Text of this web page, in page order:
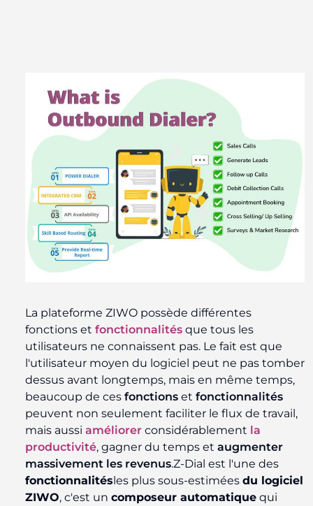
La plateforme ZIWO possède différentes
fonctions et fonctionnalités que tous les
utilisateurs ne connaissent pas. Le fait est que
l'utilisateur moyen du logiciel peut ne pas tomber
dessus avant longtemps, mais en même temps,
beaucoup de ces fonctions et fonctionnalités
peuvent non seulement faciliter le flux de travail,
mais aussi améliorer considérablement la
productivité, gagner du temps et augmenter
massivement les revenus.Z-Dial est l'une des
fonctionnalitésles plus sous-estimées du logiciel
ZIWO, c'est un composeur automatique qui